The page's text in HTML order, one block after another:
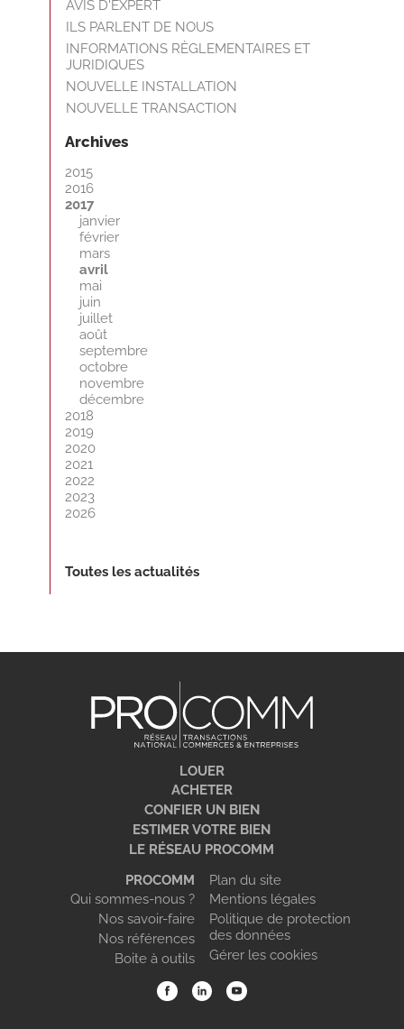
AVIS D'EXPERT
ILS PARLENT DE NOUS
INFORMATIONS RÈGLEMENTAIRES ET
JURIDIQUES
NOUVELLE INSTALLATION
NOUVELLE TRANSACTION
Archives
2015
2016
2017
janvier
février
mars
avril
mai
juin
juillet
août
septembre
octobre
novembre
décembre
2018
2019
2020
2021
2022
2023
2026
Toutes les actualités
LOUER
ACHETER
CONFIER UN BIEN
ESTIMER VOTRE BIEN
LE RÉSEAU PROCOMM
PROCOMM
Qui sommes-nous ?
Nos savoir-faire
Nos références
Boite à outils
Plan du site
Mentions légales
Politique de protection
des données
Gérer les cookies